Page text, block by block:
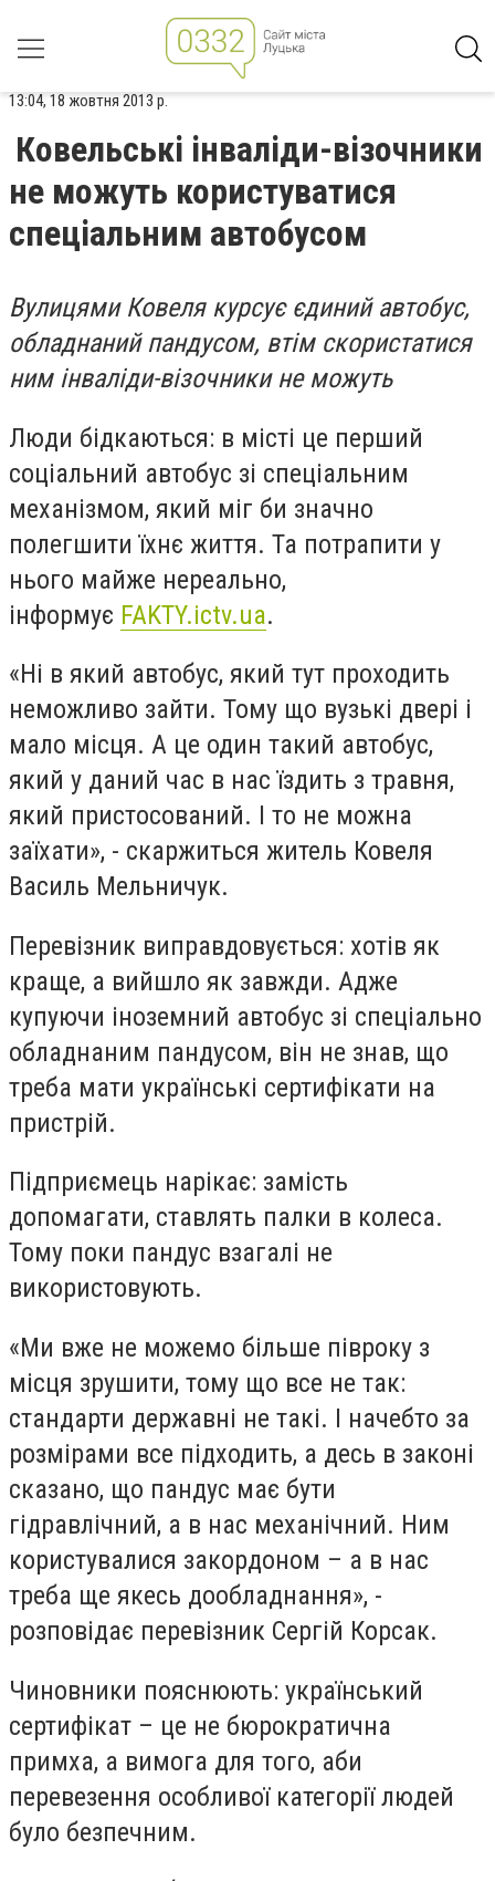
13:04, 18 жовтня 2013 р.
Ковельські інваліди-візочники
не можуть користуватися
спеціальним автобусом
Вулицями Ковеля курсує єдиний автобус,
обладнаний пандусом, втім скористатися
ним інваліди-візочники не можуть
Люди бідкаються: в місті це перший
соціальний автобус зі спеціальним
механізмом, який міг би значно
полегшити їхнє життя. Та потрапити у
нього майже нереально,
інформує FAKTY.ictv.ua.
«Ні в який автобус, який тут проходить
неможливо зайти. Тому що вузькі двері і
мало місця. А це один такий автобус,
який у даний час в нас їздить з травня,
який пристосований. І то не можна
заїхати», - скаржиться житель Ковеля
Василь Мельничук.
Перевізник виправдовується: хотів як
краще, а вийшло як завжди. Адже
купуючи іноземний автобус зі спеціально
обладнаним пандусом, він не знав, що
треба мати українські сертифікати на
пристрій.
Підприємець нарікає: замість
допомагати, ставлять палки в колеса.
Тому поки пандус взагалі не
використовують.
«Ми вже не можемо більше півроку з
місця зрушити, тому що все не так:
стандарти державні не такі. І начебто за
розмірами все підходить, а десь в законі
сказано, що пандус має бути
гідравлічний, а в нас механічний. Ним
користувалися закордоном – а в нас
треба ще якесь дообладнання», -
розповідає перевізник Сергій Корсак.
Чиновники пояснюють: український
сертифікат – це не бюрократична
примха, а вимога для того, аби
перевезення особливої категорії людей
було безпечним.